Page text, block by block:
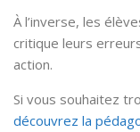
À l’inverse, les
critique leurs
action.
Si vous souhaitez
découvrez la